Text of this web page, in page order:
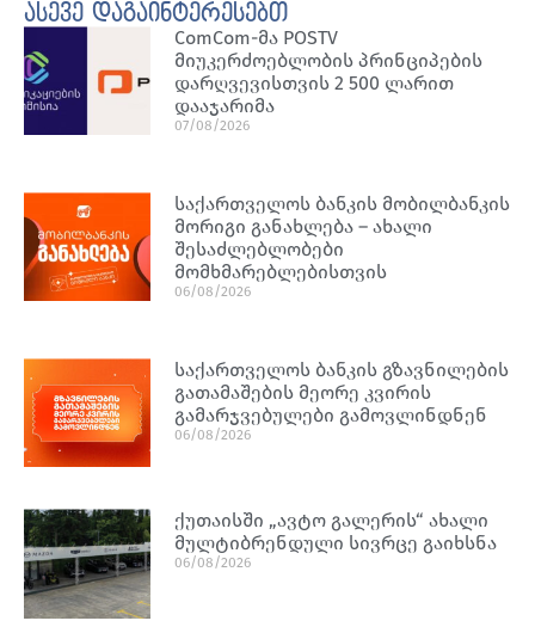
ასევე დაგაინტერესებთ
ComCom-მა POSTV
მიუკერძოებლობის პრინციპების
დარღვევისთვის 2 500 ლარით
დააჯარიმა
07/08/2026
საქართველოს ბანკის მობილბანკის
მორიგი განახლება – ახალი
შესაძლებლობები
მომხმარებლებისთვის
06/08/2026
საქართველოს ბანკის გზავნილების
გათამაშების მეორე კვირის
გამარჯვებულები გამოვლინდნენ
06/08/2026
ქუთაისში „ავტო გალერის“ ახალი
მულტიბრენდული სივრცე გაიხსნა
06/08/2026